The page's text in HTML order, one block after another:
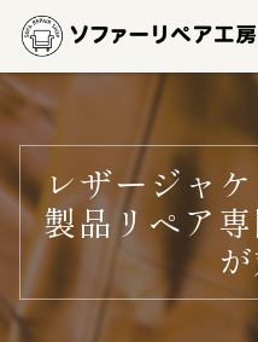
レザージャ
製品リペア